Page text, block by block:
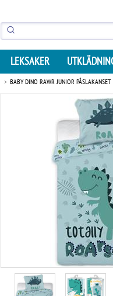
LEKSAKER
BABY DINO RAWR JUNIOR